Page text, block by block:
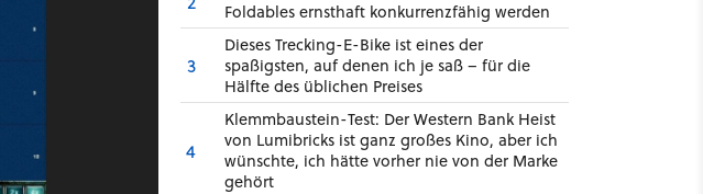
Foldables ernsthaft konkurrenzfähig werden
3
Dieses Trecking-E-Bike ist eines der
spaßigsten, auf denen ich je saß – für die
Hälfte des üblichen Preises
4
Klemmbaustein-Test: Der Western Bank Heist
von Lumibricks ist ganz großes Kino, aber ich
wünschte, ich hätte vorher nie von der Marke
gehört